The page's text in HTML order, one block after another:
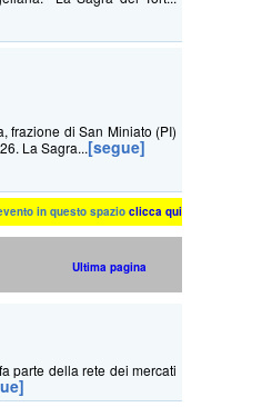
frazione di San Miniato (PI)
La Sagra...[segue]
in questo spazio clicca qui
Ultima pagina
parte della rete dei mercati